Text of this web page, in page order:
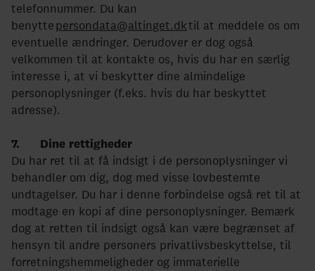
telefonnummer. Du kan
benyttepersondata@altinget.dktil at meddele os om
eventuelle ændringer. Derudover er dog også
velkommen til at kontakte os, hvis du har en særlig
interesse i, at vi beskytter dine almindelige
personoplysninger (f.eks. hvis du har beskyttet
adresse).
7. Dine rettigheder
Du har ret til at få indsigt i de personoplysninger vi
behandler om dig, dog med visse lovbestemte
undtagelser. Du har i denne forbindelse også ret til at
modtage en kopi af dine personoplysninger. Bemærk
dog at retten til indsigt også kan være begrænset af
hensyn til andre personers privatlivsbeskyttelse, til
forretningshemmeligheder og immaterielle